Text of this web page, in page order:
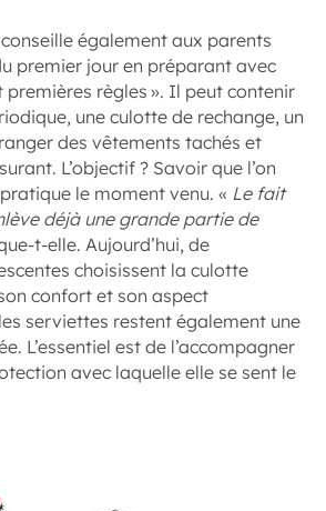
également aux parents
premier jour en préparant avec
premières règles ». Il peut contenir
une culotte de rechange, un
des vêtements tachés et
L’objectif ? Savoir que l’on
le moment venu. « Le fait
déjà une grande partie de
t-elle. Aujourd’hui, de
choisissent la culotte
confort et son aspect
serviettes restent également une
L’essentiel est de l’accompagner
avec laquelle elle se sent le